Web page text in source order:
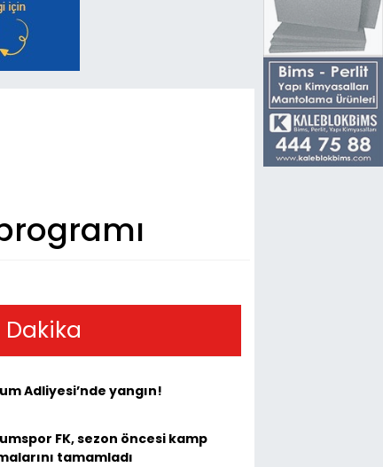
Dakika
Adliyesi’nde yangın!
FK, sezon öncesi kamp
tamamladı